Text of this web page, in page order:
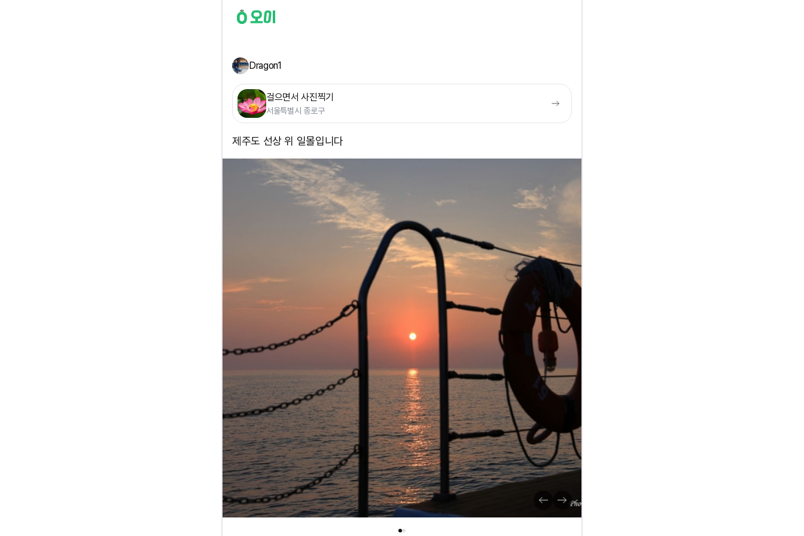
Dragon1
걸으면서 사진찍기
서울특별시 종로구
제주도 선상 위 일몰입니다